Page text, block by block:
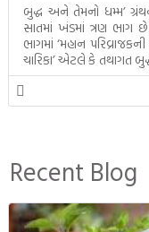
બુદ્ધ અને તેમનો ધમ્મ’
સાતમાં ખંડમાં ત્રણ ભાગ
ભાગમાં ‘મહાન
ચારિકા’ એટલે કે તથાગત
સતત પરિભ્રમણ કરતા
મુલાકાત, બીજા ભાગમાં
ઉત્તરાધિકારી તરીકે
દૃશ્યો અંકિત થયાં છે. ટૂંકમાં
જીવનના અંતિમ દિવસોની
પરિપાક જોવા મળે […]
Recent Blog